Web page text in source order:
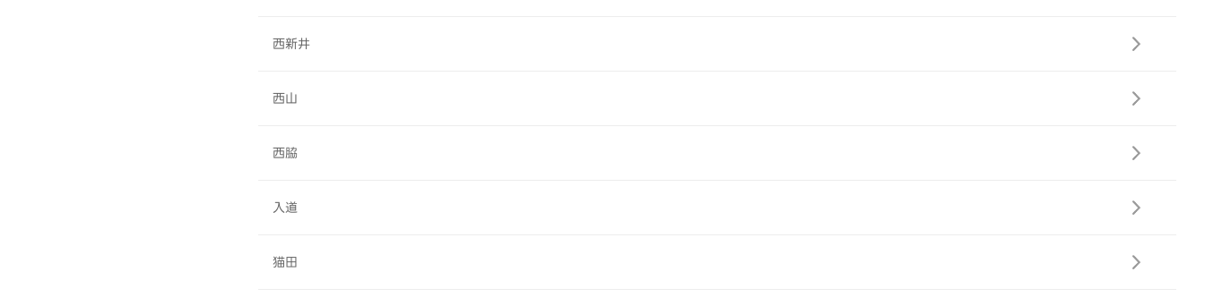
西新井
西山
西脇
入道
猫田